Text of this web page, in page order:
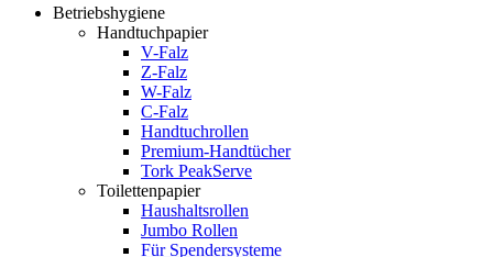
Betriebshygiene
Handtuchpapier
V-Falz
Z-Falz
W-Falz
C-Falz
Handtuchrollen
Premium-Handtücher
Tork PeakServe
Toilettenpapier
Haushaltsrollen
Jumbo Rollen
Für Spendersysteme